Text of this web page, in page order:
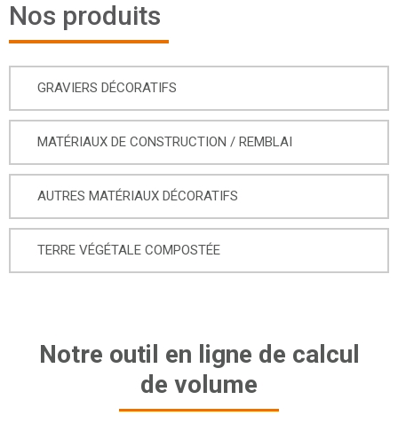
Nos produits
GRAVIERS DÉCORATIFS
MATÉRIAUX DE CONSTRUCTION / REMBLAI
AUTRES MATÉRIAUX DÉCORATIFS
TERRE VÉGÉTALE COMPOSTÉE
Notre outil en ligne de calcul
de volume